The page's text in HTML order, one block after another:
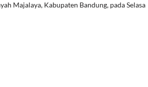
Majalaya, Kabupaten Bandung, pada Selasa